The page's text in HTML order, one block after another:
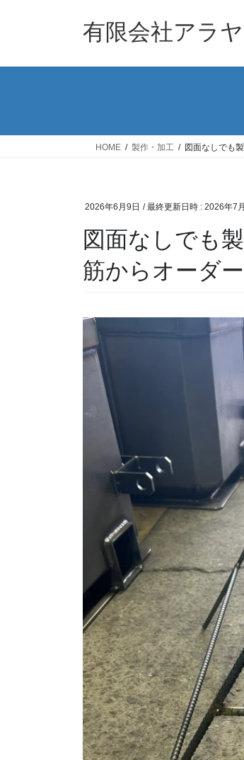
有限会社アラヤ
HOME 製作・加工 図面なしでも
2026年6月9日 / 最終更新日時 : 2026年7
図面なしでも
筋からオーダ